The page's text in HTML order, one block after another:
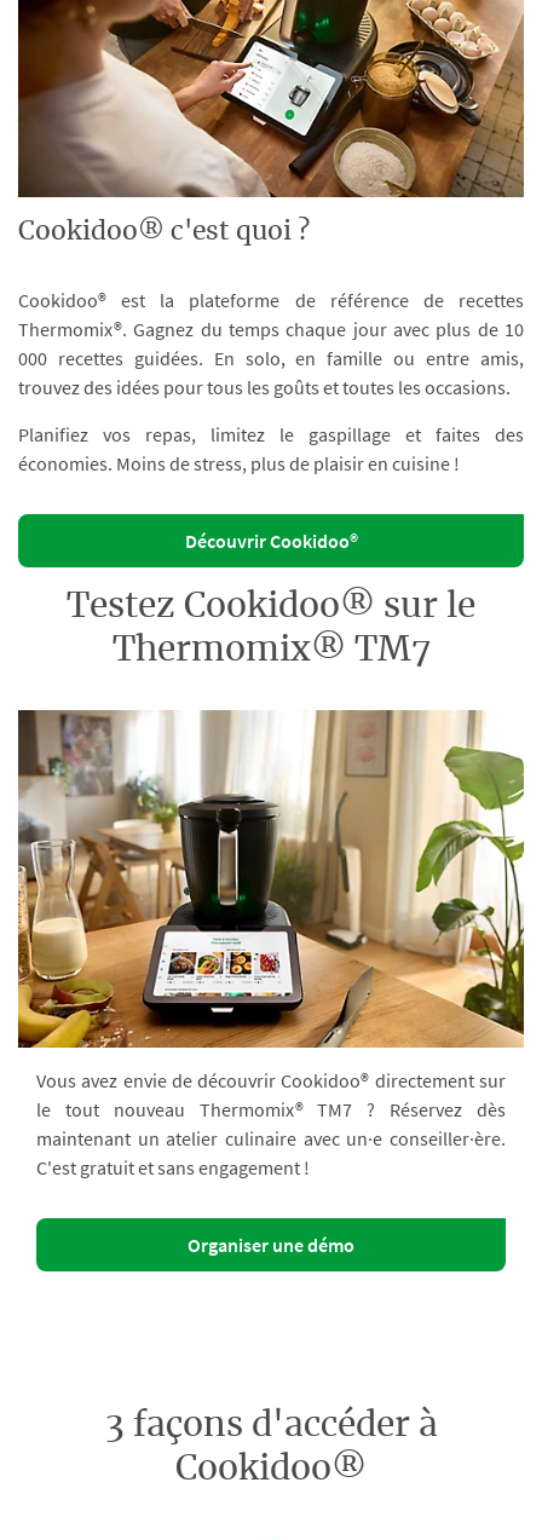
Cookidoo® c'est quoi ?
Cookidoo® est la plateforme de référence de recettes
Thermomix®. Gagnez du temps chaque jour avec plus de 10
000 recettes guidées. En solo, en famille ou entre amis,
trouvez des idées pour tous les goûts et toutes les occasions.
Planifiez vos repas, limitez le gaspillage et faites des
économies. Moins de stress, plus de plaisir en cuisine !
Découvrir Cookidoo®
Testez Cookidoo® sur le
Thermomix® TM7
Vous avez envie de découvrir Cookidoo® directement sur
le tout nouveau Thermomix® TM7 ? Réservez dès
maintenant un atelier culinaire avec un·e conseiller·ère.
C'est gratuit et sans engagement !
Organiser une démo
3 façons d'accéder à
Cookidoo®